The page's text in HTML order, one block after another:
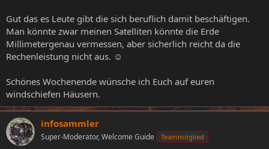
Gut das es Leute gibt die sich beruflich damit beschäftigen.
Man könnte zwar meinen Satelliten könnte die Erde
Millimetergenau vermessen, aber sicherlich reicht da die
Rechenleistung nicht aus. ☺
Schönes Wochenende wünsche ich Euch auf euren
windschiefen Häusern.
infosammler
Super-Moderator, Welcome Guide Teammitglied